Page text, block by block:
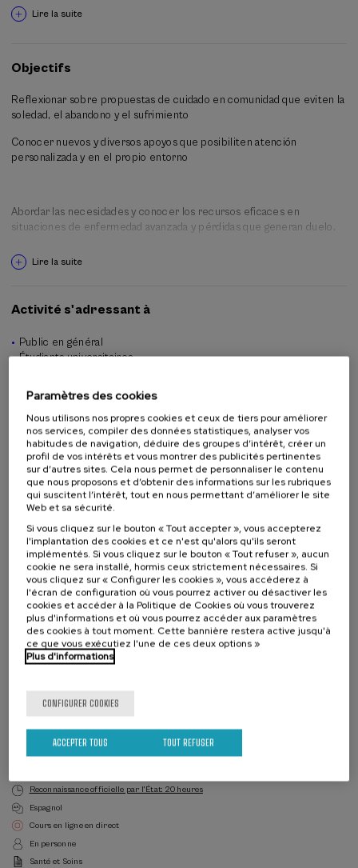
costumbres, …en definitiva tipos de vida para VIVIR “VIDAS
HUMANAS INCLUSIVAS, donde la interdependencia sea una realidad
que posibilita dar y recibir apoyos y cuidados en el propio entorno.
sociales que en breve aprobará el Consejo de Gobierno.
inevitablemente por grandes transformaciones en nuestra manera de
relacionarnos o en conceptos sobre los que se asienta nuestra
Lire la suite
Objectifs
Reflexionar sobre propuestas de cuidado en comunidad que eviten la
soledad, el abandono y el sufrimiento
Conocer nuevos y diversos apoyos que posibiliten atención
personalizada y en el propio entorno
Abordar las necesidades y conocer los recursos eficaces en
situaciones de enfermedad avanzada y pérdidas que generan duelo.
Proponer enfoques de envejecimiento que posibiliten “Vidas plenas,
con proyecto y sentido”.
Agenda Nagusi-2023 sobre las siguientes cuestiones: ¿Nos dirigimos
mundo que envejece?
Lire la suite
Activité s'adressant à
Public en général
Étudiants universitaires
Professeurs
Professionnels
En collaboration avec
Date d'échéance
Liste
d'attente
Enrollment deadline completed
Directeur(-
trice)
DIRECTEUR(-TRICE) DU COURS
Directora de Servicios Sociales. Igualdad, Justicia y Políticas Sociales, Gobierno
Reconnaissance officielle par l'État: 20 heures
Espagnol
Cours en ligne en direct
En personne
Santé et Soins
Paramètres des cookies
Nous utilisons nos propres cookies et ceux de tiers pour améliorer
nos services, compiler des données statistiques, analyser vos
habitudes de navigation, déduire des groupes d’intérêt, créer un
profil de vos intérêts et vous montrer des publicités pertinentes
sur d’autres sites. Cela nous permet de personnaliser le contenu
que nous proposons et d’obtenir des informations sur les rubriques
qui suscitent l’intérêt, tout en nous permettant d’améliorer le site
Web et sa sécurité.
Si vous cliquez sur le bouton « Tout accepter », vous accepterez
l'implantation des cookies et ce n'est qu'alors qu'ils seront
implémentés. Si vous cliquez sur le bouton « Tout refuser », aucun
cookie ne sera installé, hormis ceux strictement nécessaires. Si
vous cliquez sur « Configurer les cookies », vous accéderez à
l'écran de configuration où vous pourrez activer ou désactiver les
cookies et accéder à la Politique de Cookies où vous trouverez
plus d'informations et où vous pourrez accéder aux paramètres
des cookies à tout moment. Cette bannière restera active jusqu'à
ce que vous exécutiez l'une de ces deux options »
Plus d'informations
CONFIGURER COOKIES
TOUT REFUSER
ACCEPTER TOUS